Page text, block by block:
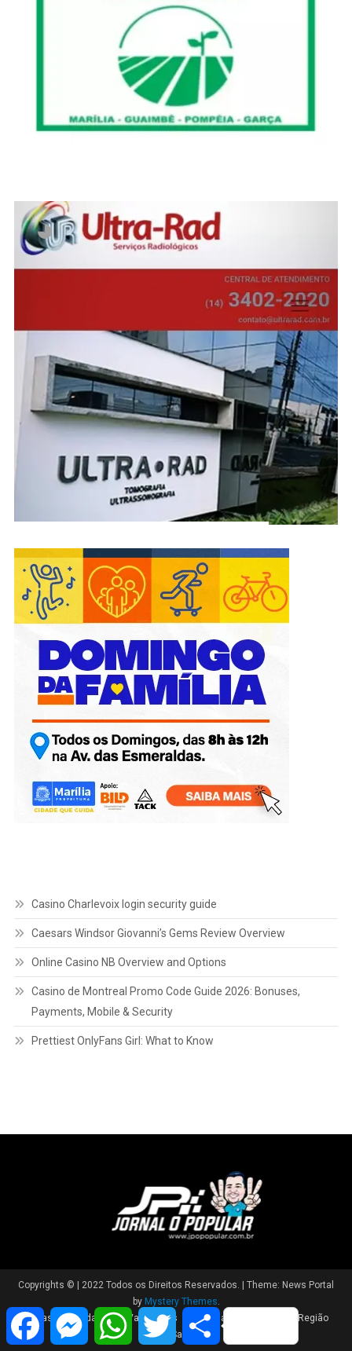
Casino Charlevoix login security guide
Caesars Windsor Giovanni’s Gems Review Overview
Online Casino NB Overview and Options
Casino de Montreal Promo Code Guide 2026: Bonuses,
Copyrights © | 2022 Todos os Direitos Reservados.
byMystery Themes.
FacebookMessengerWhatsAppTwitter Share